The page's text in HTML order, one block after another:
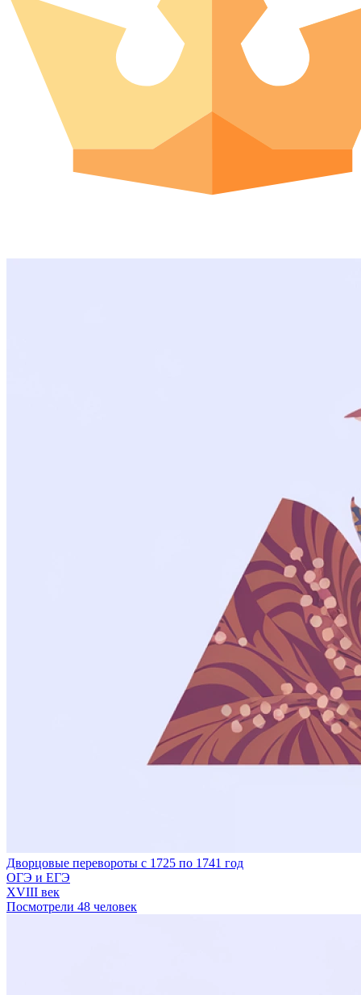
Дворцовые перевороты с 1725 по 1741 год
ОГЭ и ЕГЭ
XVIII век
Посмотрели 48 человек